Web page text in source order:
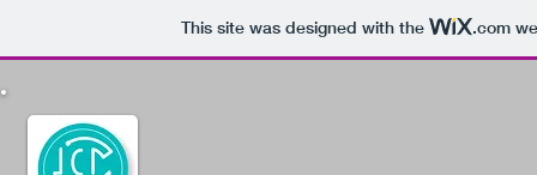
This site was designed with the .com